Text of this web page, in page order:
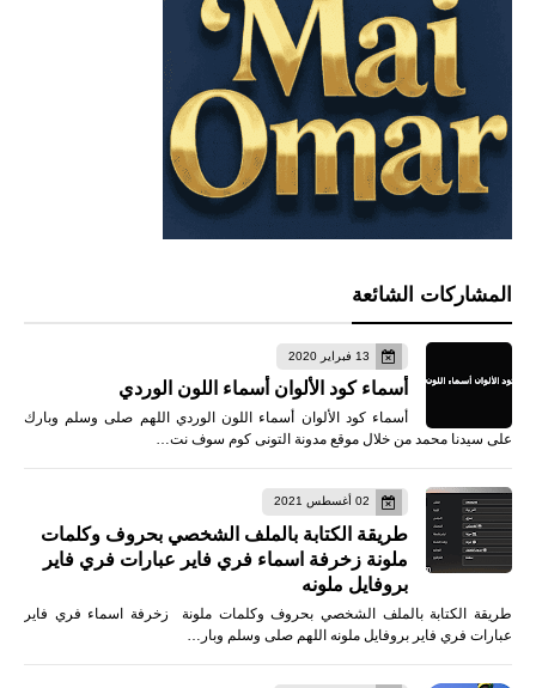
المشاركات الشائعة
13 فبراير 2020
أسماء كود الألوان أسماء اللون الوردي
أسماء كود الألوان أسماء اللون الوردي اللهم صلى وسلم وبارك
على سيدنا محمد من خلال موقع مدونة التونى كوم سوف نت…
02 أغسطس 2021
طريقة الكتابة بالملف الشخصي بحروف وكلمات
ملونة زخرفة اسماء فري فاير عبارات فري فاير
بروفايل ملونه
طريقة الكتابة بالملف الشخصي بحروف وكلمات ملونة زخرفة اسماء فري فاير
عبارات فري فاير بروفايل ملونه اللهم صلى وسلم وبار…